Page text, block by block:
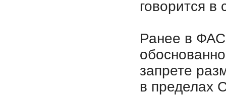
говорится
Ранее в ФАС
запрете
в пределах